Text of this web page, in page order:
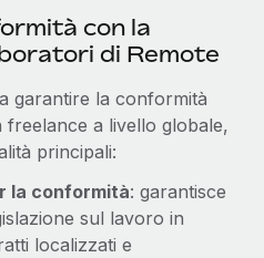
con la
di Remote
garantire la conformità
a livello globale,
principali:
la conformità: garantisce
sul lavoro in
localizzati e